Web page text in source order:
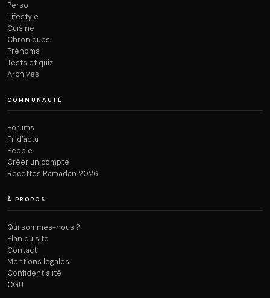
Perso
Lifestyle
Cuisine
Chroniques
Prénoms
Tests et quiz
Archives
COMMUNAUTÉ
Forums
Fil d’actu
People
Créer un compte
Recettes Ramadan 2026
À PROPOS
Qui sommes-nous ?
Plan du site
Contact
Mentions légales
Confidentialité
CGU